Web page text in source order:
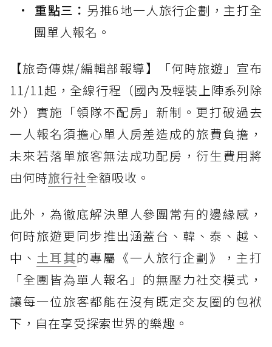
重點三： 另推6地一人旅行企劃，主打全
團單人報名。
【旅奇傳媒/編輯部報導】「何時旅遊」宣布
11/11起，全線行程（國內及輕裝上陣系列除
外）實施「領隊不配房」新制。更打破過去
一人報名須擔心單人房差造成的旅費負擔，
未來若落單旅客無法成功配房，衍生費用將
由何時旅行社全額吸收。
此外，為徹底解決單人參團常有的邊緣感，
何時旅遊更同步推出涵蓋台、韓、泰、越、
中、 土耳其的專屬《一人旅行企劃》，主打
「全團皆為單人報名」的無壓力社交模式，
讓每一位旅客都能在沒有既定交友圈的包袱
下，自在享受探索世界的樂趣。